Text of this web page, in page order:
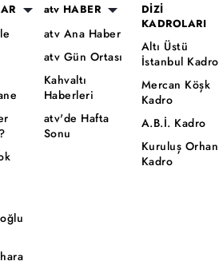
atv HABER
atv Ana Haber
atv Gün Ortası
Kahvaltı
Haberleri
atv'de Hafta
Sonu
DİZİ
KADROLARI
Altı Üstü
İstanbul Kadro
Mercan Köşk
Kadro
A.B.İ. Kadro
Kuruluş Orhan
Kadro